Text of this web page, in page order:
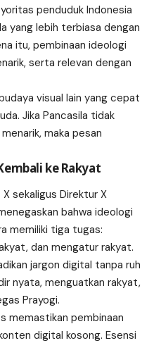
penduduk Indonesia
yang lebih terbiasa dengan
itu, pembinaan ideologi
serta relevan dengan
visual lain yang cepat
Jika Pancasila tidak
maka pesan
ke Rakyat
sekaligus Direktur X
bahwa ideologi
memiliki tiga tugas:
dan mengatur rakyat.
jargon digital tanpa ruh
nyata, menguatkan rakyat,
Prayogi.
memastikan pembinaan
digital kosong. Esensi